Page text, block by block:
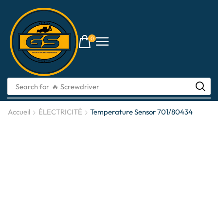
0
Search for
Accueil ÉLECTRICITÉ Temperature Sensor 701/80434